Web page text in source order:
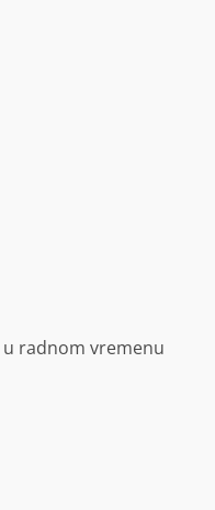
radnom vremenu